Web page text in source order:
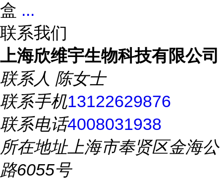
盒 ...
联系我们
上海欣维宇生物科技有限公司
联系人 陈女士
联系手机13122629876
联系电话4008031938
所在地址上海市奉贤区金海公
路6055号